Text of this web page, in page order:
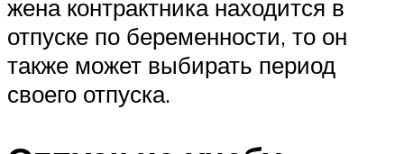
жена контрактника находится в
отпуске по беременности, то он
также может выбирать период
своего отпуска.